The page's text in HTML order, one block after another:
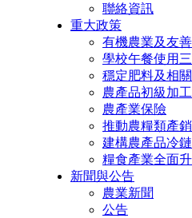
聯絡資訊
重大政策
有機農業及友
學校午餐使用
穩定肥料及相
農產品初級加
農產業保險
推動農糧類產
建構農產品冷
糧食產業全面
新聞與公告
農業新聞
公告